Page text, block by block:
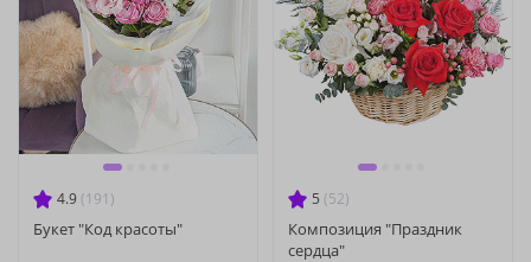
4.9 (191)
Букет "Код красоты"
5 (52)
Композиция "Праздник
сердца"